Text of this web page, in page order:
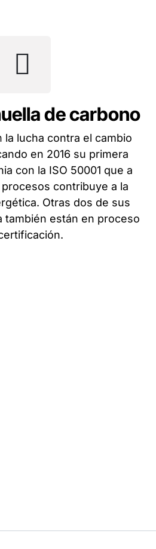
de carbono
la lucha contra el cambio
en 2016 su primera
con la ISO 50001 que a
contribuye a la
Otras dos de sus
también están en proceso